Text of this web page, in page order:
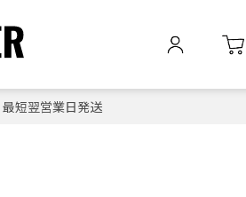
短翌営業日発送